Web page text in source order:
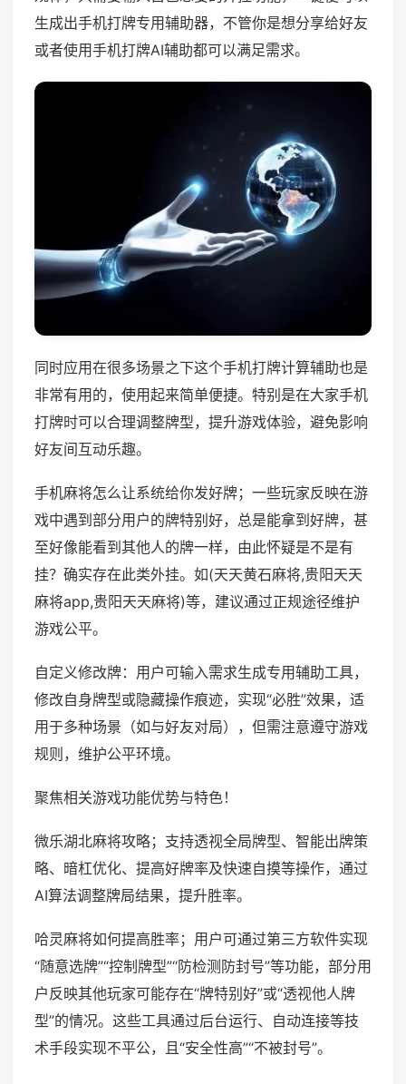
生成出手机打牌专用辅助器，不管你是想分享给好友
或者使用手机打牌AI辅助都可以满足需求。
同时应用在很多场景之下这个手机打牌计算辅助也是
非常有用的，使用起来简单便捷。特别是在大家手机
打牌时可以合理调整牌型，提升游戏体验，避免影响
好友间互动乐趣。
手机麻将怎么让系统给你发好牌；一些玩家反映在游
戏中遇到部分用户的牌特别好，总是能拿到好牌，甚
至好像能看到其他人的牌一样，由此怀疑是不是有
挂？确实存在此类外挂。如(天天黄石麻将,贵阳天天
麻将app,贵阳天天麻将)等，建议通过正规途径维护
游戏公平。
自定义修改牌：用户可输入需求生成专用辅助工具，
修改自身牌型或隐藏操作痕迹，实现“必胜”效果，适
用于多种场景（如与好友对局），但需注意遵守游戏
规则，维护公平环境。
聚焦相关游戏功能优势与特色！
微乐湖北麻将攻略；支持透视全局牌型、智能出牌策
略、暗杠优化、提高好牌率及快速自摸等操作，通过
AI算法调整牌局结果，提升胜率。
哈灵麻将如何提高胜率；用户可通过第三方软件实现
“随意选牌”“控制牌型”“防检测防封号”等功能，部分用
户反映其他玩家可能存在“牌特别好”或“透视他人牌
型”的情况。这些工具通过后台运行、自动连接等技
术手段实现不平公，且“安全性高”“不被封号”。